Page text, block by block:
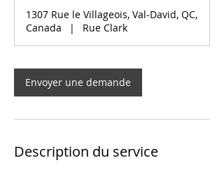
1307 Rue le Villageois, Val-David, QC,
Canada
| Rue Clark
Envoyer une demande
Description du service